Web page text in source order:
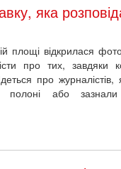
яка
площі відкрилася
про тих, завдяки
про
або зазнали